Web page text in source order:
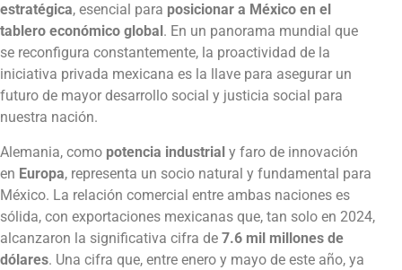
estratégica, esencial para posicionar a México en el
tablero económico global. En un panorama mundial que
se reconfigura constantemente, la proactividad de la
iniciativa privada mexicana es la llave para asegurar un
futuro de mayor desarrollo social y justicia social para
nuestra nación.
Alemania, como potencia industrial y faro de innovación
en Europa, representa un socio natural y fundamental para
México. La relación comercial entre ambas naciones es
sólida, con exportaciones mexicanas que, tan solo en 2024,
alcanzaron la significativa cifra de 7.6 mil millones de
dólares. Una cifra que, entre enero y mayo de este año, ya